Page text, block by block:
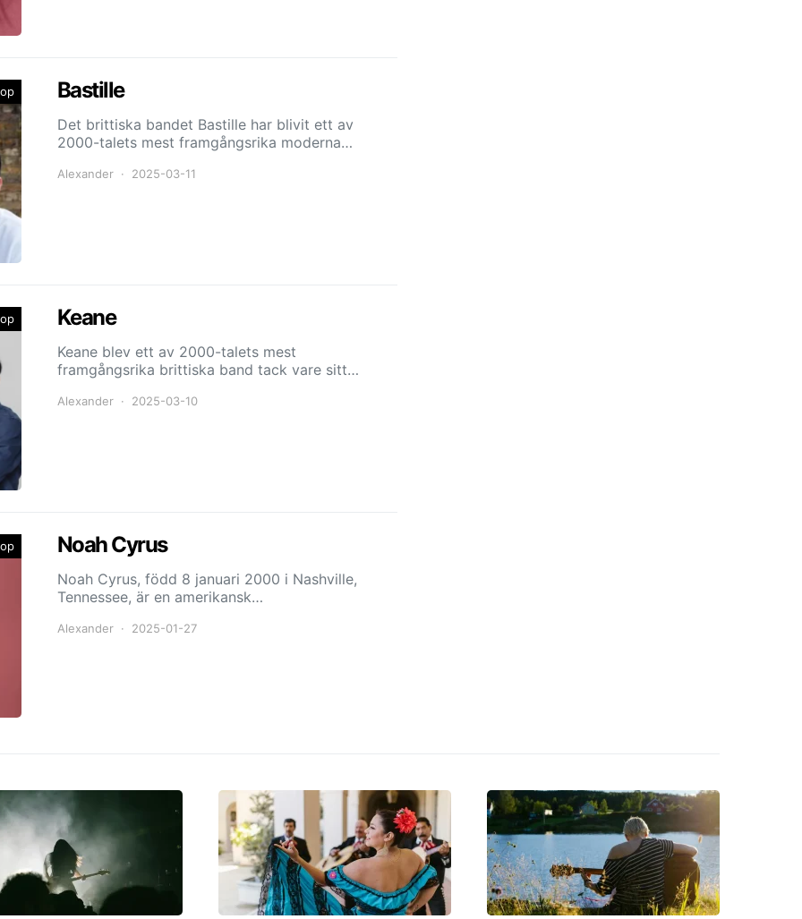
Bastille
Det brittiska bandet Bastille har blivit ett av
2000-talets mest framgångsrika moderna…
Alexander 2025-03-11
Keane
Keane blev ett av 2000-talets mest
framgångsrika brittiska band tack vare sitt…
Alexander 2025-03-10
Noah Cyrus
Noah Cyrus, född 8 januari 2000 i Nashville,
Tennessee, är en amerikansk…
Alexander 2025-01-27